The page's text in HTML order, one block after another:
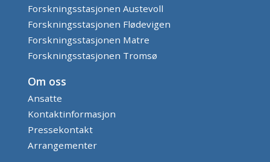
Forskningsstasjonen Austevoll
Forskningsstasjonen Flødevigen
Forskningsstasjonen Matre
Forskningsstasjonen Tromsø
Om oss
Ansatte
Kontaktinformasjon
Pressekontakt
Arrangementer